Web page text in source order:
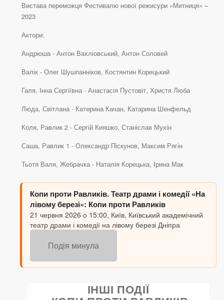
Вистава переможця Фестивалю нової режисури «Митниця» –
2023
Актори:
Андрюша - Антон Вахліовський, Антон Соловей
Валік - Олег Шушпанніков, Костянтин Корецький
Галя, Інна Сергіївна - Анастасія Пустовіт, Христя Люба
Люда, Світлана - Катерина Качан, Катарина Шенфельд
Коля, Равлик 2 - Сергій Кияшко, Станіслав Мухін
Саша, Равлик 1 - Олександр Піскунов, Максим Рягін
Тьотя Валя, Жебрачка - Наталія Корецька, Ірина Мак
Копи проти Равликів. Театр драми і комедії «На
лівому березі»: Копи проти Равликів
21 червня 2026 о 15:00, Київ, Київський академічний
театр драми і комедії на лівому березі Дніпра
Подія минула
ІНШІ ПОДІЇ